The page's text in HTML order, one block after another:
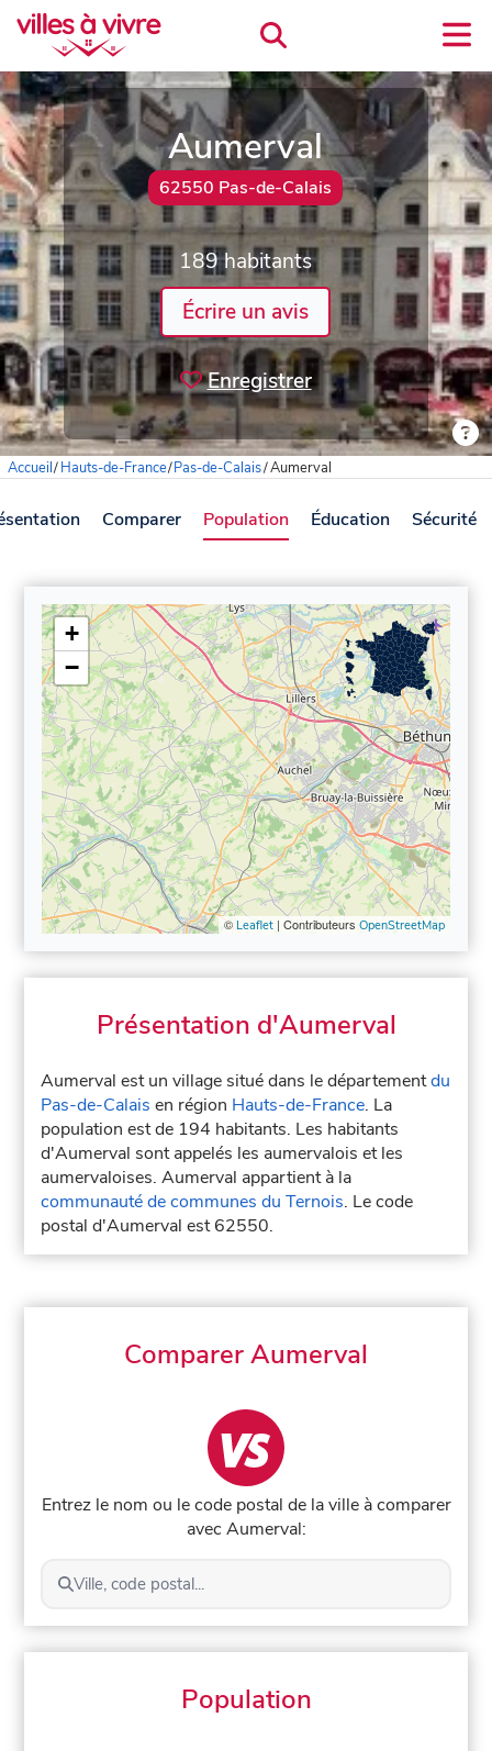
Aumerval
62550 Pas-de-Calais
189 habitants
Écrire un avis
Enregistrer
Accueil/Hauts-de-France/Pas-de-Calais/Aumerval
Comparer Population Éducation Sécurité
+
−
© Leaflet| Contributeurs OpenStreetMap
Présentation d'Aumerval
Aumerval est un village situé dans le départementdu
Pas-de-Calais en région Hauts-de-France. La
population est de 194 habitants. Les habitants
d'Aumerval sont appelés les aumervalois et les
aumervaloises. Aumerval appartient à la
communauté de communes du Ternois. Le code
postal d'Aumerval est 62550.
Comparer Aumerval
Entrez le nom ou le code postal de la ville à comparer
avec Aumerval:
Ville, code postal...
Population